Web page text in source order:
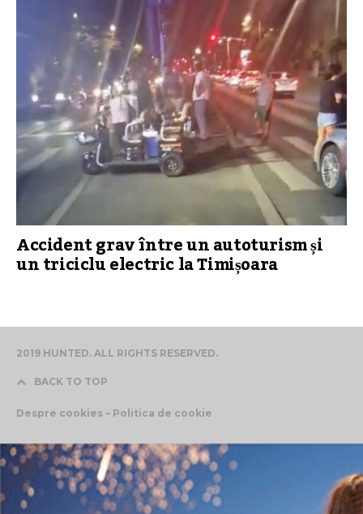
Accident grav între un autoturism și
un triciclu electric la Timișoara
2019 HUNTED. ALL RIGHTS RESERVED.
BACK TO TOP
Despre cookies – Politica de cookie